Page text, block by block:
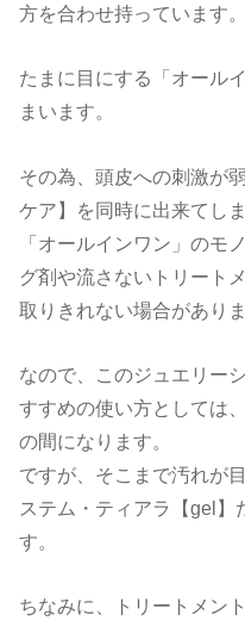
方を合わせ持っています。
たまに目にする「オール
まいます。
その為、頭皮への刺激が
ケア】を同時に出来てし
「オールインワン」のモ
グ剤や流さないトリート
取りきれない場合がありま
なので、このジュエリー
すすめの使い方としては
の間になります。
ですが、そこまで汚れが
ステム・ティアラ【gel】
す。
ちなみに、トリートメン